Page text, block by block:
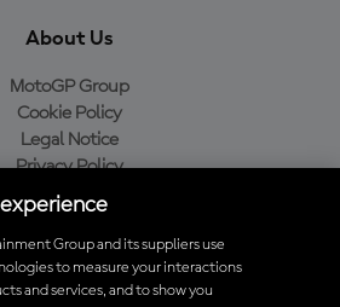
About Us
MotoGP Group
Cookie Policy
Legal Notice
Privacy Policy
Purchase Policy
oficial da MotoGP™
Group and its suppliers use
to measure your interactions
and services, and to show you